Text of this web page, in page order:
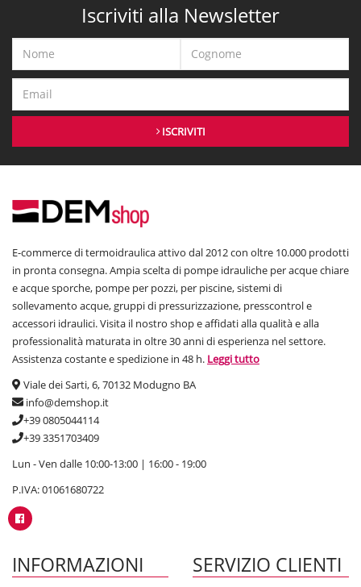
Iscriviti alla Newsletter
ISCRIVITI
E-commerce di termoidraulica attivo dal 2012 con oltre 10.000 prodotti
in pronta consegna. Ampia scelta di pompe idrauliche per acque chiare
e acque sporche, pompe per pozzi, per piscine, sistemi di
sollevamento acque, gruppi di pressurizzazione, presscontrol e
accessori idraulici. Visita il nostro shop e affidati alla qualità e alla
professionalità maturata in oltre 30 anni di esperienza nel settore.
Assistenza costante e spedizione in 48 h. Leggi tutto
Viale dei Sarti, 6, 70132 Modugno BA
info@demshop.it
+39 0805044114
+39 3351703409
Lun - Ven dalle 10:00-13:00 | 16:00 - 19:00
P.IVA: 01061680722
INFORMAZIONI SERVIZIO CLIENTI